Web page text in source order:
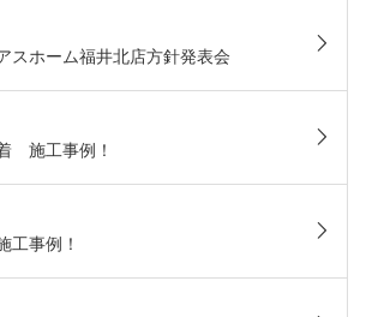
スホーム福井北店方針発表会
施工事例！
事例！